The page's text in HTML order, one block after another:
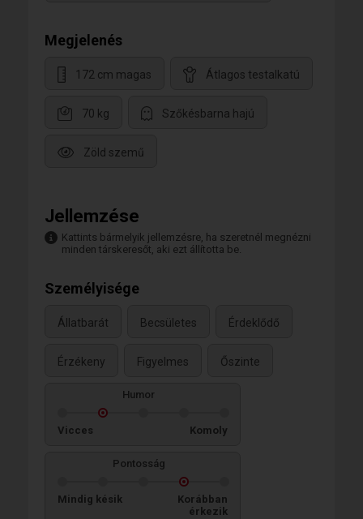
Megjelenés
172 cm magas Átlagos testalkatú
70 kg Szőkésbarna hajú
Zöld szemű
Jellemzése
Kattints bármelyik jellemzésre, ha szeretnél megnézni
minden társkeresőt, aki ezt állította be.
Személyisége
Állatbarát Becsületes Érdeklődő
Érzékeny Figyelmes Őszinte
Humor
Vicces Komoly
Pontosság
Mindig késik
Korábban
érkezik